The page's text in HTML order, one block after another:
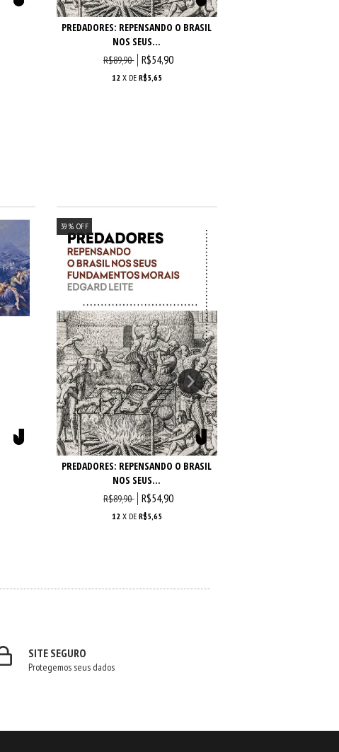
PREDADORES: REPENSANDO O BRASIL
NOS SEUS...
R$89,90 R$54,90
12 X DE R$5,65
39 % OFF
PREDADORES: REPENSANDO O BRASIL
NOS SEUS...
R$89,90 R$54,90
12 X DE R$5,65
SITE SEGURO
Protegemos seus dados